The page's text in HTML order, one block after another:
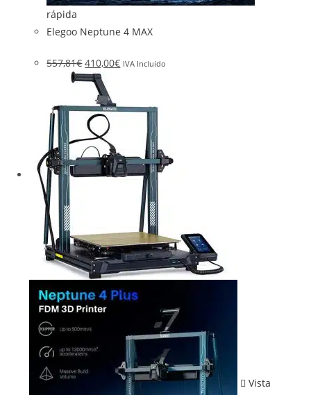
rápida
Elegoo Neptune 4 MAX
557,81€ 410,00€ IVA Incluido
Vista